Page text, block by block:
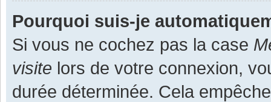
Pourquoi suis-je
Si vous ne cochez pas la case
visite lors de votre connexion,
durée déterminée. Cela